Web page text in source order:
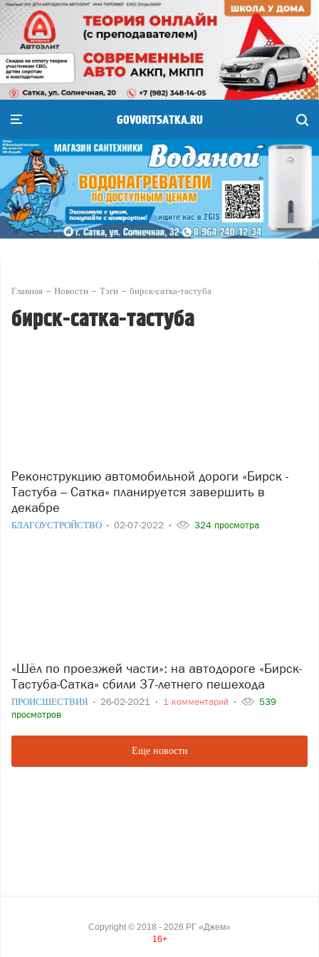
GOVORITSATKA.RU
Главная Новости Тэги бирск-сатка-тастуба
бирск-сатка-тастуба
Реконструкцию автомобильной дороги «Бирск -
Тастуба – Сатка» планируется завершить в
декабре
БЛАГОУСТРОЙСТВО 02-07-2022 324 просмотра
«Шёл по проезжей части»: на автодороге «Бирск-
Тастуба-Сатка» сбили 37-летнего пешехода
ПРОИСШЕСТВИЯ 26-02-2021 1 комментарий
539
просмотров
Еще новости
Copyright © 2018 - 2026 РГ «Джем»
16+